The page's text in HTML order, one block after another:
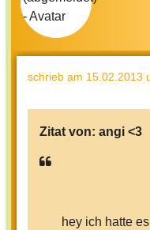
schrieb am 15.02.2013
Zitat von: angi <3
hey ich hatte